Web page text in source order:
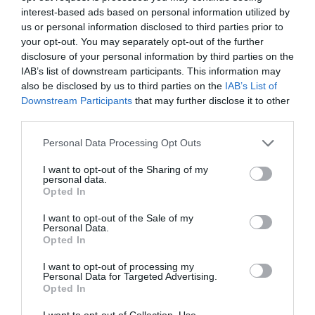
interest-based ads based on personal information utilized by
us or personal information disclosed to third parties prior to
your opt-out. You may separately opt-out of the further
disclosure of your personal information by third parties on the
IAB’s list of downstream participants. This information may
also be disclosed by us to third parties on the IAB’s List of
Downstream Participants that may further disclose it to other
Personal Data Processing Opt Outs
I want to opt-out of the Sharing of my
personal data.
Opted In
I want to opt-out of the Sale of my
Personal Data.
Opted In
I want to opt-out of processing my
Personal Data for Targeted Advertising.
Opted In
στην ουσία έναν πρώτο προσωπικό μας δίσκο σε αυτό
το μουσικό ιδίωμα όπου είναι αποτέλεσμα στενής
συνεργασίας με στόχο το ωφέλιμο, το ευγενές και το
διαχρονικό. Νιώθουμε περήφανοι για το αποτέλεσμα
και χαιρόμαστε που σύντομα θα μας δοθεί η ευκαιρία
να το παρουσιάσουμε στο Σταυρό του Νότου.
κομμάτια του δίσκου, ανάμεσα στα οποία
βρίσκονται δύο ντουέτα, το ένα με τον Ματθαίο
και το άλλο με την Αρετή Κετιμέ. Ποια είναι τα
συναισθήματά σου για τα τραγούδια του δίσκου,
υπάρχει κάποιο που ξεχώρισες περισσότερο;
Κωνσταντίνος
εμένα, πάνω από όλα μια ανθρώπινη πράξη ανάγκης! Τα
τραγούδια αυτού του δίσκου έχουν ξεχωριστή θέση
μέσα μου και κάθε φωνητική μου κίνηση στο δίσκο